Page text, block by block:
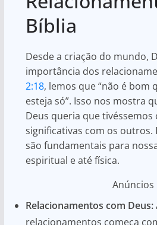
Bíblia
Desde a criação do mundo,
importância dos
2:18, lemos que “não é bom
esteja só”. Isso nos mostra
Deus queria que tivéssemos
significativas com os outros.
são fundamentais para
espiritual e até física.
Anúncios
Relacionamentos com Deus:
relacionamentos começa